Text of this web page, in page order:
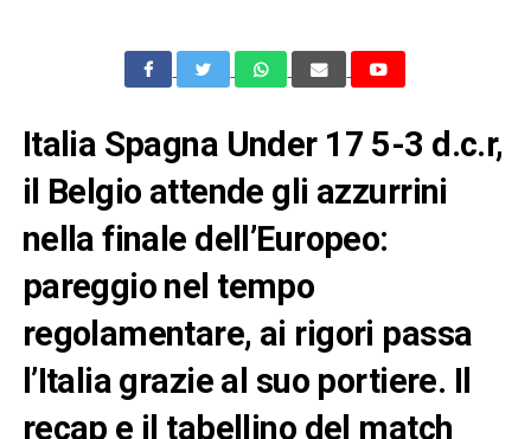
Italia Spagna Under 17 5-3 d.c.r,
il Belgio attende gli azzurrini
nella finale dell’Europeo:
pareggio nel tempo
regolamentare, ai rigori passa
l’Italia grazie al suo portiere. Il
recap e il tabellino del match